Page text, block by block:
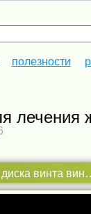
полезности
лечения
Восстановление лечение repair